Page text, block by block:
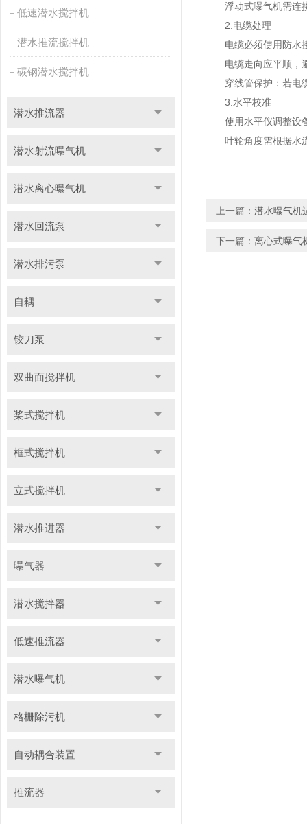
低速潜水搅拌机
潜水推流搅拌机
碳钢潜水搅拌机
潜水推流器
潜水射流曝气机
潜水离心曝气机
潜水回流泵
潜水排污泵
自耦
铰刀泵
双曲面搅拌机
桨式搅拌机
框式搅拌机
立式搅拌机
潜水推进器
曝气器
潜水搅拌器
低速推流器
潜水曝气机
格栅除污机
自动耦合装置
推流器
浮动式曝气机需连接
2.电缆处理
电缆必须使用防水接
电缆走向应平顺，避
穿线管保护：若电缆
3.水平校准
使用水平仪调整设备
叶轮角度需根据水
上一篇： 潜水曝气机
下一篇： 离心式曝气